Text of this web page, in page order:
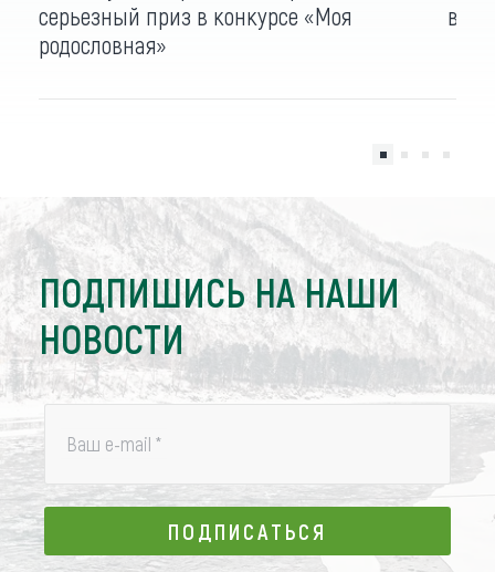
серьезный приз в конкурсе «Моя
родословная»
ПОДПИШИСЬ НА НАШИ
НОВОСТИ
Ваш e-mail *
ПОДПИСАТЬСЯ